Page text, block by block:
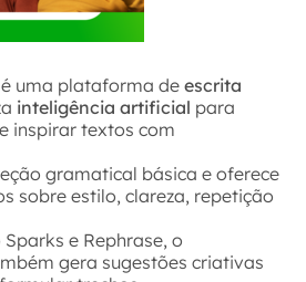
é uma plataforma deescrita
inteligência artificial para
inspirar textos com
gramatical básica e oferece
sobre estilo, clareza, repetição
e Rephrase, o
gera sugestões criativas